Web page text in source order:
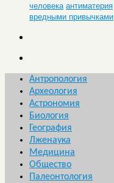
человека антиматерия
вредными привычками
Антропология
Археология
Астрономия
Биология
География
Лженаука
Медицина
Общество
Палеонтология